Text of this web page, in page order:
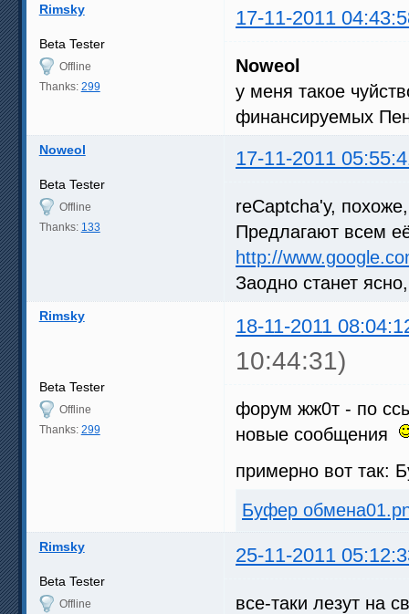
Rimsky 17-11-2011
Beta Tester
Offline
Thanks: 299
Noweol
у меня такое
финансируемых
Noweol 17-11-2011
Beta Tester
Offline
Thanks: 133
reCaptcha'у,
Предлагают всем
http://
Заодно станет
Rimsky 18-11-2011
10:44:31)
Beta Tester
Offline
Thanks: 299
форум жж0т - по
новые сообщения
примерно вот так:
Буфер
Rimsky 25-11-2011
Beta Tester
Offline
все-таки лезут на